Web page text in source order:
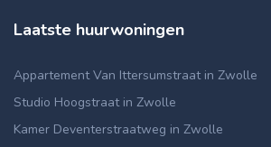
Laatste huurwoningen
Appartement Van Ittersumstraat in Zwolle
Studio Hoogstraat in Zwolle
Kamer Deventerstraatweg in Zwolle